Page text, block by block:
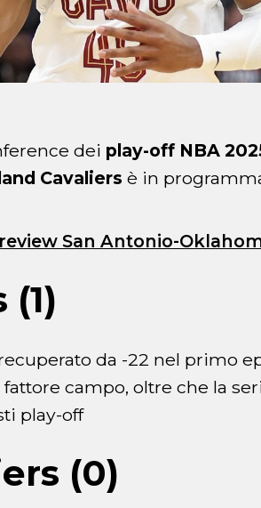
dei play-off NBA
Cavaliers è in
San Antonio-
da -22 nel primo
campo, oltre che la
play-off
(0)